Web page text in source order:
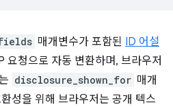
매개변수가 포함된 ID 어설
요청으로 자동 변환하며, 브라우저
disclosure_shown_for 매개
성을 위해 브라우저는 공개 텍스